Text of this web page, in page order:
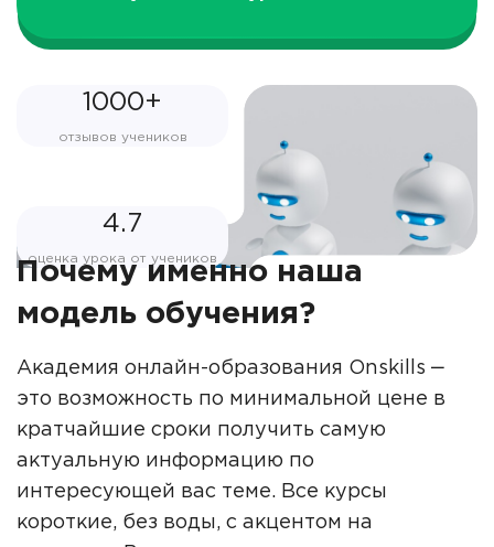
1000+
отзывов учеников
4.7
оценка урока от учеников
Почему именно наша
модель обучения?
Академия онлайн-образования Onskills ‒
это возможность по минимальной цене в
кратчайшие сроки получить самую
актуальную информацию по
интересующей вас теме. Все курсы
короткие, без воды, с акцентом на